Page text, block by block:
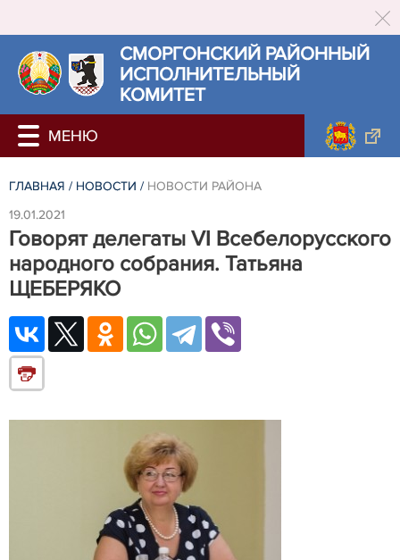
СМОРГОНСКИЙ РАЙОННЫЙ
ИСПОЛНИТЕЛЬНЫЙ
КОМИТЕТ
ГЛАВНАЯ / НОВОСТИ / НОВОСТИ РАЙОНА
19.01.2021
Говорят делегаты VI Всебелорусского
народного собрания. Татьяна
ЩЕБЕРЯКО